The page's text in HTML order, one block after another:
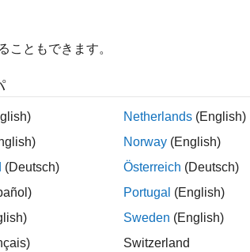
は、既定のプロパティ
に対して 1 つ以上のテスト ハ
レーション セットが、作成されたハーネ
Name=Value)は、1 つ以上
こともできます。
(Deutsch)
Netherlands (English)
Norway (English)
Österreich (Deutsch)
Portugal (English)
Sweden (English)
Switzerland